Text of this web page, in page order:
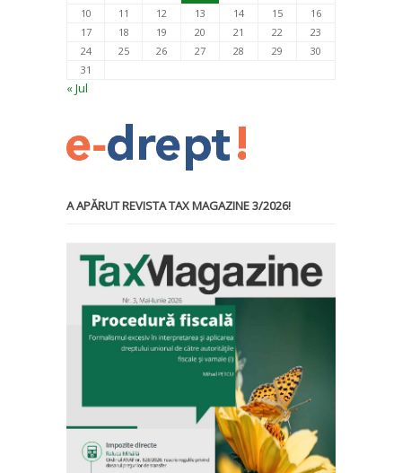
10
11 12 13 14 15
16
17
18 19 20 21 22
23
24
25 26 27 28 29
30
31
« Jul
A APĂRUT REVISTA TAX MAGAZINE 3/2026!